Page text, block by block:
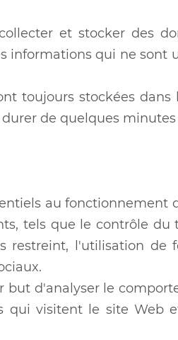
et stocker des
informations qui ne
toujours stockées
de quelques minutes
au
tels que le contrôle
restreint, l'utilisation
but d'analyser le
qui visitent le site Web